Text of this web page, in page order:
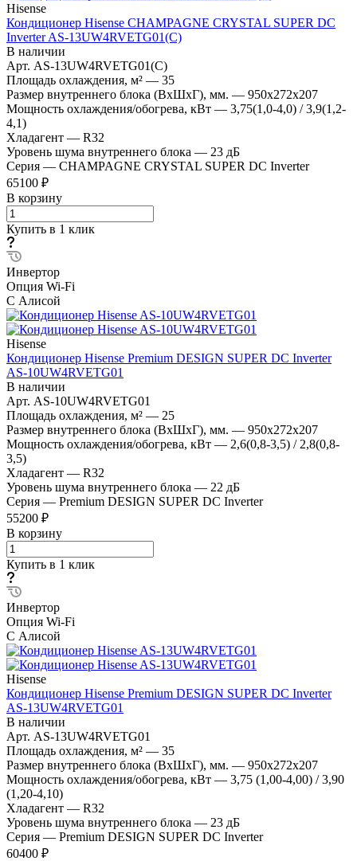
Hisense
Кондиционер Hisense CHAMPAGNE CRYSTAL SUPER DC
Inverter AS-13UW4RVETG01(C)
В наличии
Арт. AS-13UW4RVETG01(C)
Площадь охлаждения, м² — 35
Размер внутреннего блока (ВхШхГ), мм. — 950x272x207
Мощность охлаждения/обогрева, кВт — 3,75(1,0-4,0) / 3,9(1,2-
4,1)
Хладагент — R32
Уровень шума внутреннего блока — 23 дБ
Серия — CHAMPAGNE CRYSTAL SUPER DC Inverter
65100 ₽
В корзину
Купить в 1 клик
Инвертор
Опция Wi-Fi
С Алисой
Hisense
Кондиционер Hisense Premium DESIGN SUPER DC Inverter
AS-10UW4RVETG01
В наличии
Арт. AS-10UW4RVETG01
Площадь охлаждения, м² — 25
Размер внутреннего блока (ВхШхГ), мм. — 950x272x207
Мощность охлаждения/обогрева, кВт — 2,6(0,8-3,5) / 2,8(0,8-
3,5)
Хладагент — R32
Уровень шума внутреннего блока — 22 дБ
Серия — Premium DESIGN SUPER DC Inverter
55200 ₽
В корзину
Купить в 1 клик
Инвертор
Опция Wi-Fi
С Алисой
Hisense
Кондиционер Hisense Premium DESIGN SUPER DC Inverter
AS-13UW4RVETG01
В наличии
Арт. AS-13UW4RVETG01
Площадь охлаждения, м² — 35
Размер внутреннего блока (ВхШхГ), мм. — 950x272x207
Мощность охлаждения/обогрева, кВт — 3,75 (1,00-4,00) / 3,90
(1,20-4,10)
Хладагент — R32
Уровень шума внутреннего блока — 23 дБ
Серия — Premium DESIGN SUPER DC Inverter
60400 ₽